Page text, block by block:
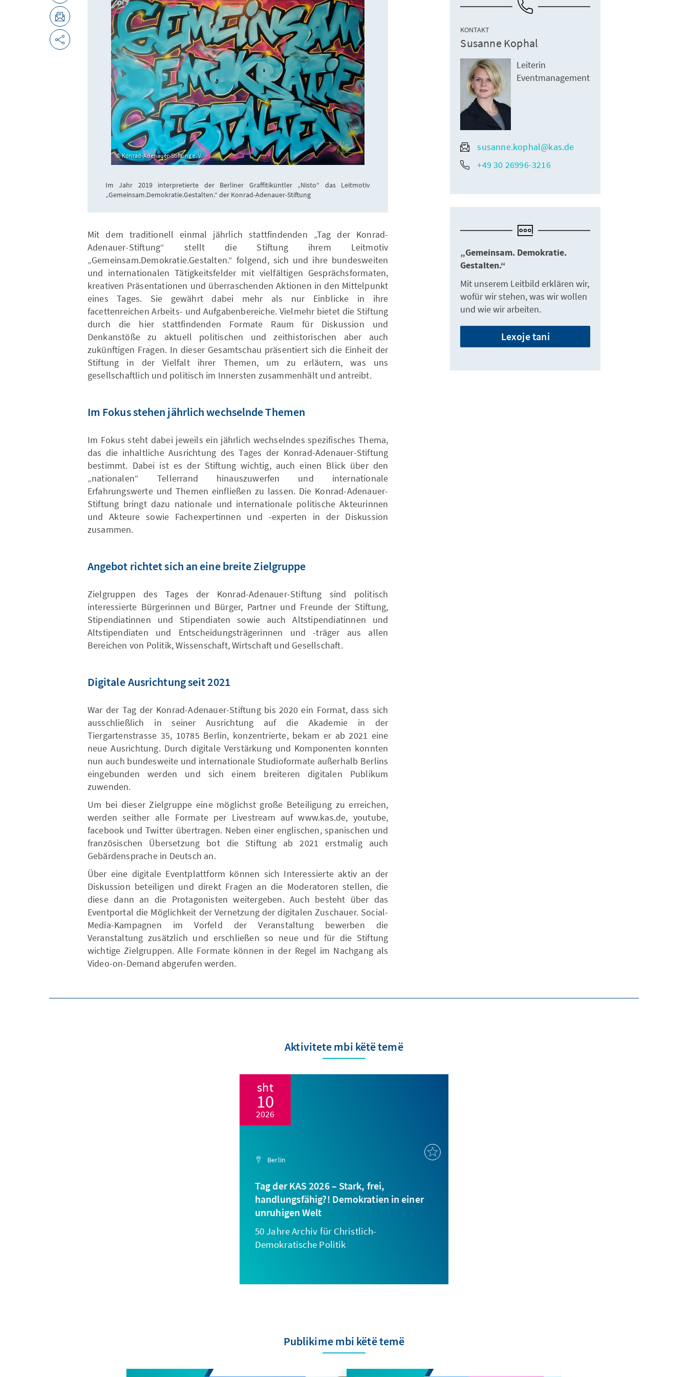
Konrad-Adenauer-Stiftung e. V.
Im Jahr 2019 interpretierte der Berliner Graffitiküntler „Nisto“ das Leitmotiv
„Gemeinsam.Demokratie.Gestalten.“ der Konrad-Adenauer-Stiftung
Mit dem traditionell einmal jährlich stattfindenden „Tag der Konrad-
Adenauer-Stiftung“ stellt die Stiftung ihrem Leitmotiv
„Gemeinsam.Demokratie.Gestalten.“ folgend, sich und ihre bundesweiten
und internationalen Tätigkeitsfelder mit vielfältigen Gesprächsformaten,
kreativen Präsentationen und überraschenden Aktionen in den Mittelpunkt
eines Tages. Sie gewährt dabei mehr als nur Einblicke in ihre
facettenreichen Arbeits- und Aufgabenbereiche. Vielmehr bietet die Stiftung
durch die hier stattfindenden Formate Raum für Diskussion und
Denkanstöße zu aktuell politischen und zeithistorischen aber auch
zukünftigen Fragen. In dieser Gesamtschau präsentiert sich die Einheit der
Stiftung in der Vielfalt ihrer Themen, um zu erläutern, was uns
gesellschaftlich und politisch im Innersten zusammenhält und antreibt.
Im Fokus stehen jährlich wechselnde Themen
Im Fokus steht dabei jeweils ein jährlich wechselndes spezifisches Thema,
das die inhaltliche Ausrichtung des Tages der Konrad-Adenauer-Stiftung
bestimmt. Dabei ist es der Stiftung wichtig, auch einen Blick über den
„nationalen“ Tellerrand hinauszuwerfen und internationale
Erfahrungswerte und Themen einfließen zu lassen. Die Konrad-Adenauer-
Stiftung bringt dazu nationale und internationale politische Akteurinnen
und Akteure sowie Fachexpertinnen und -experten in der Diskussion
zusammen.
Angebot richtet sich an eine breite Zielgruppe
Zielgruppen des Tages der Konrad-Adenauer-Stiftung sind politisch
interessierte Bürgerinnen und Bürger, Partner und Freunde der Stiftung,
Stipendiatinnen und Stipendiaten sowie auch Altstipendiatinnen und
Altstipendiaten und Entscheidungsträgerinnen und -träger aus allen
Bereichen von Politik, Wissenschaft, Wirtschaft und Gesellschaft.
Digitale Ausrichtung seit 2021
War der Tag der Konrad-Adenauer-Stiftung bis 2020 ein Format, dass sich
ausschließlich in seiner Ausrichtung auf die Akademie in der
Tiergartenstrasse 35, 10785 Berlin, konzentrierte, bekam er ab 2021 eine
neue Ausrichtung. Durch digitale Verstärkung und Komponenten konnten
nun auch bundesweite und internationale Studioformate außerhalb Berlins
eingebunden werden und sich einem breiteren digitalen Publikum
zuwenden.
Um bei dieser Zielgruppe eine möglichst große Beteiligung zu erreichen,
werden seither alle Formate per Livestream auf www.kas.de, youtube,
facebook und Twitter übertragen. Neben einer englischen, spanischen und
französischen Übersetzung bot die Stiftung ab 2021 erstmalig auch
Gebärdensprache in Deutsch an.
Über eine digitale Eventplattform können sich Interessierte aktiv an der
Diskussion beteiligen und direkt Fragen an die Moderatoren stellen, die
diese dann an die Protagonisten weitergeben. Auch besteht über das
Eventportal die Möglichkeit der Vernetzung der digitalen Zuschauer. Social-
Media-Kampagnen im Vorfeld der Veranstaltung bewerben die
Veranstaltung zusätzlich und erschließen so neue und für die Stiftung
wichtige Zielgruppen. Alle Formate können in der Regel im Nachgang als
Video-on-Demand abgerufen werden.
KONTAKT
Susanne Kophal
Leiterin
Eventmanagement
susanne.kophal@kas.de
+49 30 26996-3216
„Gemeinsam. Demokratie.
Gestalten.“
Mit unserem Leitbild erklären wir,
wofür wir stehen, was wir wollen
und wie wir arbeiten.
Lexoje tani
Aktivitete mbi këtë temë
sht
10
2026
Berlin
Tag der KAS 2026 – Stark, frei,
handlungsfähig?! Demokratien in einer
unruhigen Welt
50 Jahre Archiv für Christlich-
Demokratische Politik
Publikime mbi këtë temë